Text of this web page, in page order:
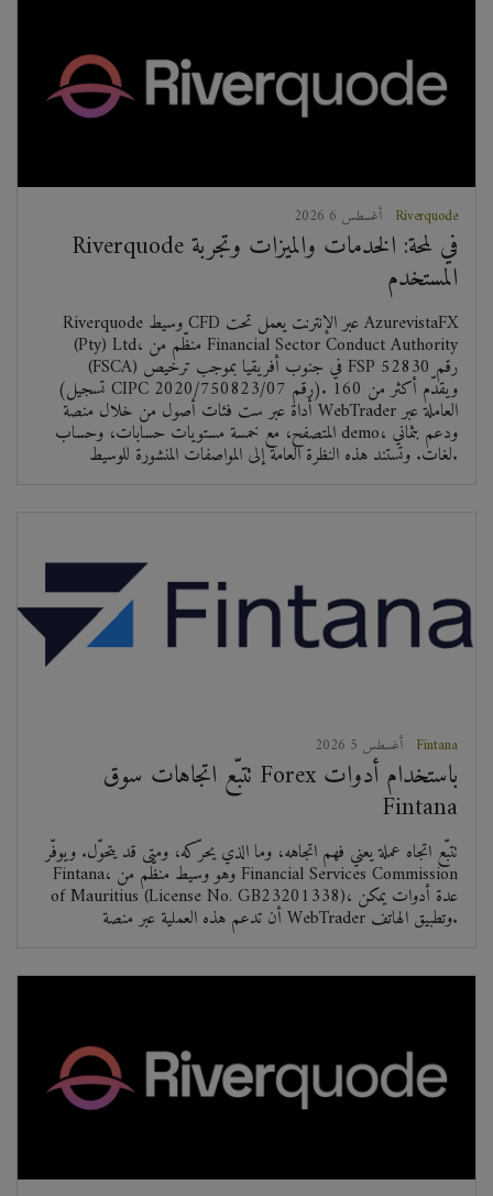
Riverquode
Riverquode في لمحة: الخدمات والميزات وتجربة
المستخدم
Riverquode وسيط CFD عبر الإنترنت يعمل تحت AzurevistaFX
(Pty) Ltd، منظّم من Financial Sector Conduct Authority
(FSCA) في جنوب أفريقيا بموجب ترخيص FSP رقم 52830
(تسجيل CIPC رقم 2020/750823/07). ويقدّم أكثر من 160
أداة عبر ست فئات أصول من خلال منصة WebTrader العاملة عبر
المتصفح، مع خمسة مستويات حسابات، وحساب demo، ودعم بثماني
لغات. وتستند هذه النظرة العامة إلى المواصفات المنشورة للوسيط.
Fintana
تتبّع اتجاهات سوق Forex باستخدام أدوات
Fintana
تتبّع اتجاه عملة يعني فهم اتجاهه، وما الذي يحرّكه، ومتى قد يتحوّل. ويوفّر
Fintana، وهو وسيط منظّم من Financial Services Commission
of Mauritius (License No. GB23201338)، عدة أدوات يمكن
أن تدعم هذه العملية عبر منصة WebTrader وتطبيق الهاتف.